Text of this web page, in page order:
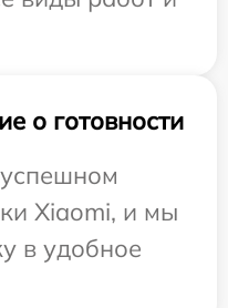
о готовности
Xiaomi, и мы
в удобное